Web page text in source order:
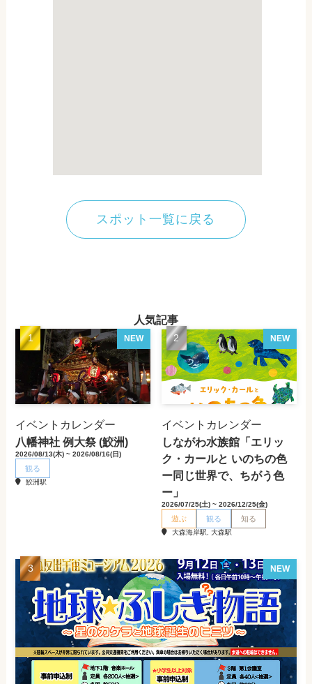
スポット一覧に戻る
人気記事
NEW
イベントカレンダー
八幡神社 例大祭 (鮫洲)
2026/08/13(木) ~ 2026/08/16(日)
観る
鮫洲駅
NEW
イベントカレンダー
しながわ水族館「エリッ
ク・カールと いのちの色
ー同じ世界で、ちがう色
ー」
2026/07/25(土) ~ 2026/12/25(金)
遊ぶ 観る 知る
大森海岸駅, 大森駅
NEW